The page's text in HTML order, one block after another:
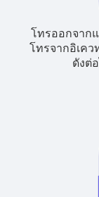
โทรออกจาก
โทรจากอิเคว
ดังต่